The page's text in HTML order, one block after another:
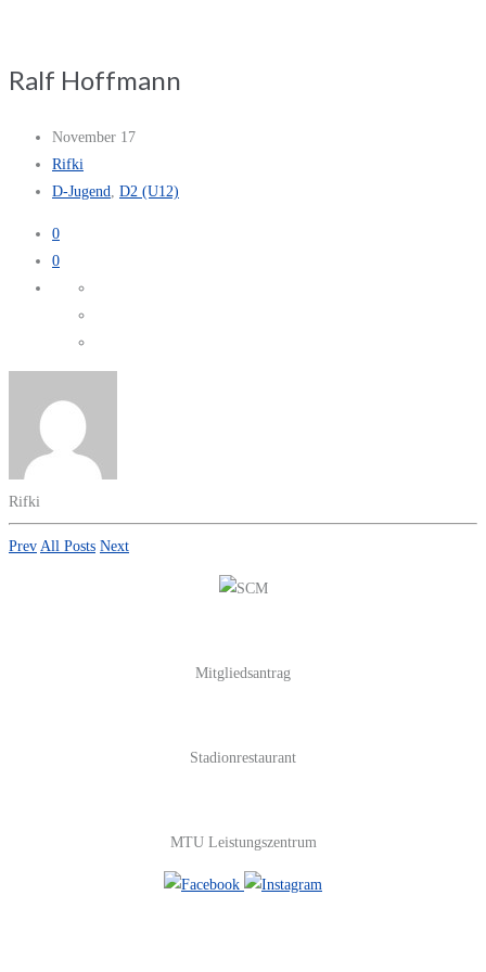
Ralf Hoffmann
November 17
Rifki
D-Jugend, D2 (U12)
0
0
Rifki
Prev All Posts Next
Mitgliedsantrag
Stadionrestaurant
MTU Leistungszentrum